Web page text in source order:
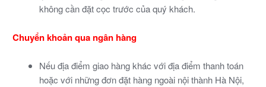
không cần đặt cọc trước của quý khách.
Chuyển khoản qua ngân hàng
Nếu địa điểm giao hàng khác với địa điểm thanh toán
hoặc với những đơn đặt hàng ngoài nội thành Hà Nội,